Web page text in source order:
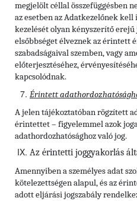
megjelölt céllal összefüggésben
az esetben az Adatkezelőnek kell
kezelését olyan kényszerítő
elsőbbséget élveznek az érintett
szabadságaival szemben, vagy
előterjesztéséhez,
kapcsolódnak.
Érintett
A jelen tájékoztatóban rögzített
érintettet – figyelemmel azok
adathordozhatósághoz való jog.
Az érintetti joggyakorlás
Amennyiben a személyes adat
kötelezettségen alapul, és az
adott eljárási jogszabály